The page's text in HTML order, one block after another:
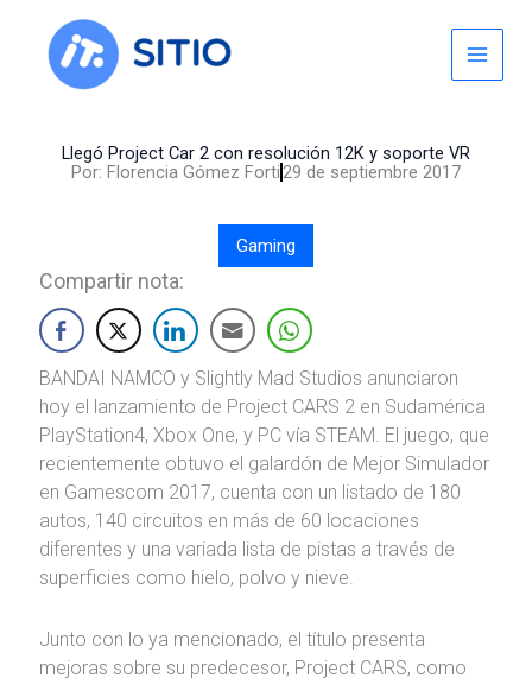
content
Llegó Project Car 2 con resolución 12K y soporte VR
Por: Florencia Gómez Forti29 de septiembre 2017
Gaming
Compartir nota:
BANDAI NAMCO y Slightly Mad Studios anunciaron
hoy el lanzamiento de Project CARS 2 en Sudamérica
PlayStation4, Xbox One, y PC vía STEAM. El juego, que
recientemente obtuvo el galardón de Mejor Simulador
en Gamescom 2017, cuenta con un listado de 180
autos, 140 circuitos en más de 60 locaciones
diferentes y una variada lista de pistas a través de
superficies como hielo, polvo y nieve.
Junto con lo ya mencionado, el título presenta
mejoras sobre su predecesor, Project CARS, como